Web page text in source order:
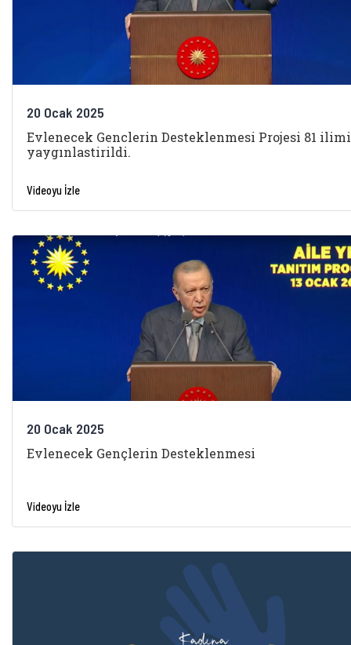
20 Ocak 2025
Evlenecek Genclerin Desteklenmesi Projesi 81
yaygınlastirildi.
Videoyu İzle
20 Ocak 2025
Evlenecek Gençlerin Desteklenmesi
Videoyu İzle